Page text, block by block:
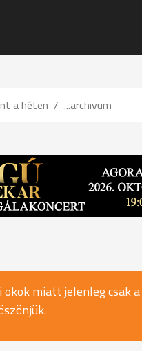
a héten ...archivum
miatt jelenleg csak a